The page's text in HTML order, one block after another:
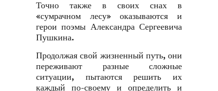
Точно также в своих снах в
«сумрачном лесу» оказываются и
герои поэмы Александра Сергеевича
Пушкина.
Продолжая свой жизненный путь, они
переживают разные сложные
ситуации, пытаются решить их
каждый по-своему и определить и